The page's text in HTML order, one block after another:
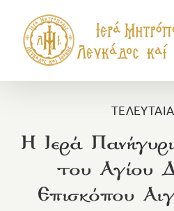
περιεχόμενο
Η Ιερά
του Αγίου
Επισκόπου